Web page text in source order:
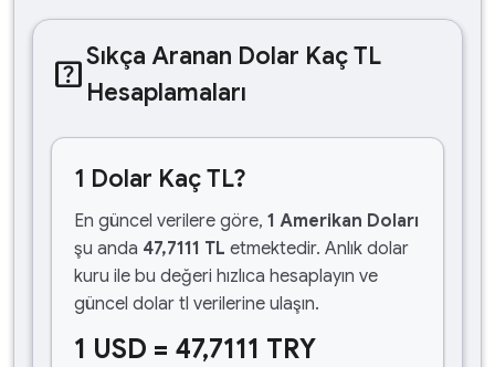
help_centerSıkça Aranan Dolar Kaç TL
Hesaplamaları
1 Dolar Kaç TL?
En güncel verilere göre, 1 Amerikan Doları
şu anda 47,7111 TL etmektedir. Anlık dolar
kuru ile bu değeri hızlıca hesaplayın ve
güncel dolar tl verilerine ulaşın.
1 USD = 47,7111 TRY